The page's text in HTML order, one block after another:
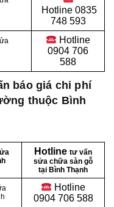
Hotline 0835
748 593
Hotline
0904 706
588
báo giá chi phí
thuộc Bình
Hotline tư vấn
sửa chữa sàn gỗ
tại Bình Thạnh
Hotline
0904 706 588